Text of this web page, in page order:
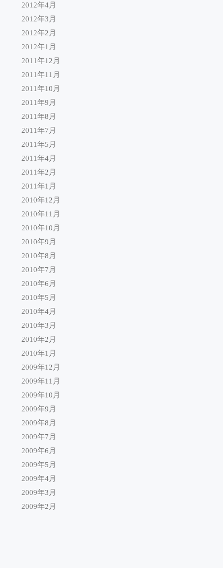
2012年4月
2012年3月
2012年2月
2012年1月
2011年12月
2011年11月
2011年10月
2011年9月
2011年8月
2011年7月
2011年5月
2011年4月
2011年2月
2011年1月
2010年12月
2010年11月
2010年10月
2010年9月
2010年8月
2010年7月
2010年6月
2010年5月
2010年4月
2010年3月
2010年2月
2010年1月
2009年12月
2009年11月
2009年10月
2009年9月
2009年8月
2009年7月
2009年6月
2009年5月
2009年4月
2009年3月
2009年2月